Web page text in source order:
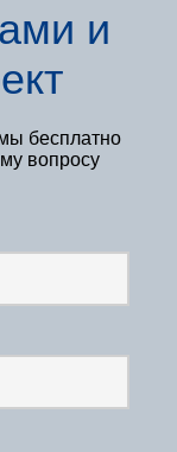
и
бесплатно
вопросу